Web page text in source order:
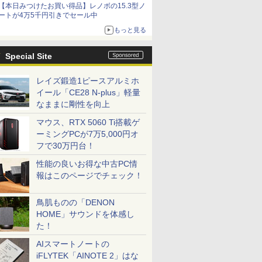
本日みつけたお買い得品】レノボの15.3型ノ
トが4万5千円引きでセール中
もっと見る
Special Site
レイズ鍛造1ピースアルミホ
イール「CE28 N-plus」軽量
なままに剛性を向上
マウス、RTX 5060 Ti搭載ゲ
ーミングPCが7万5,000円オ
フで30万円台！
性能の良いお得な中古PC情
報はこのページでチェック！
鳥肌ものの「DENON
HOME」サウンドを体感し
た！
AIスマートノートの
iFLYTEK「AINOTE 2」はな